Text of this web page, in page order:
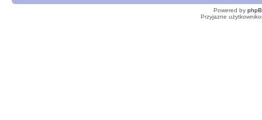
Powered by
Przyjazne